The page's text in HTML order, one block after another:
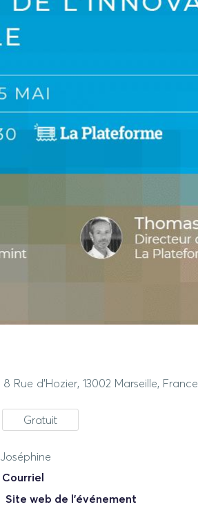
8 Rue d'Hozier, 13002 Marseille, France
Gratuit
Joséphine
Courriel
Site web de l'événement